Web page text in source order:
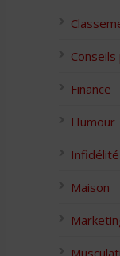
Finance
Humour
Infidélité
Maison